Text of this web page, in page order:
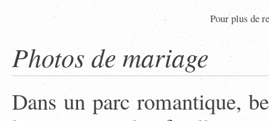
Pour plus de
Photos de mariage
Dans un parc romantique,